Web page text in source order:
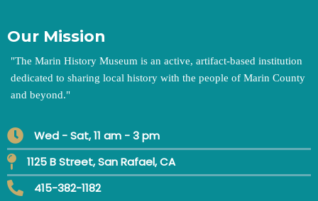
Our Mission
"The Marin History Museum is an active, artifact-based institution
dedicated to sharing local history with the people of Marin County
and beyond."
Wed - Sat, 11 am - 3 pm
1125 B Street, San Rafael, CA
415-382-1182